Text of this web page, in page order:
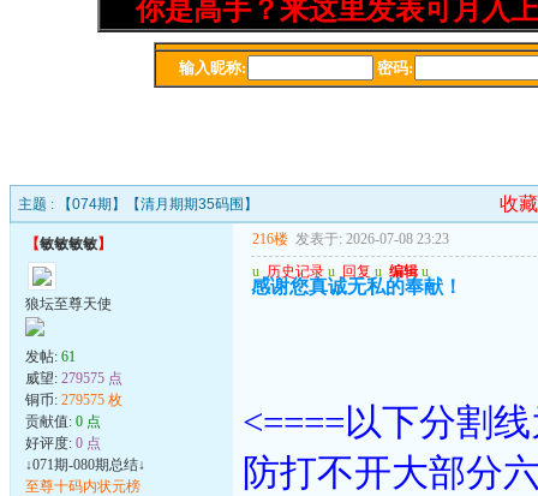
主题 : 【074期】【清月期期35码围】 收
【敏敏敏敏】
狼坛至尊天使
发帖: 61
威望: 279575 点
铜币: 279575 枚
贡献值: 0 点
好评度: 0 点
↓071期-080期总结↓
至尊十码内状元榜
216楼 发表于: 2026-07-08 23:23
u 历史记录 u 回复 u 编辑 u
感谢您真诚无私的奉献！
<====以下分割
防打不开大部分